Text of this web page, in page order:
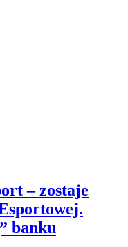
– zostaje
banku